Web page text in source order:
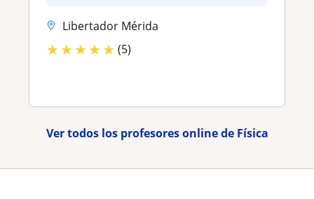
Libertador Mérida
★★★★★ (5)
Ver todos los profesores online de Física